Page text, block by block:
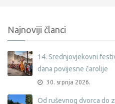
Najnoviji članci
14. Srednjovjekovni
dana povijesne čarolije
30. srpnja 2026.
Od ruševnog dvorca do